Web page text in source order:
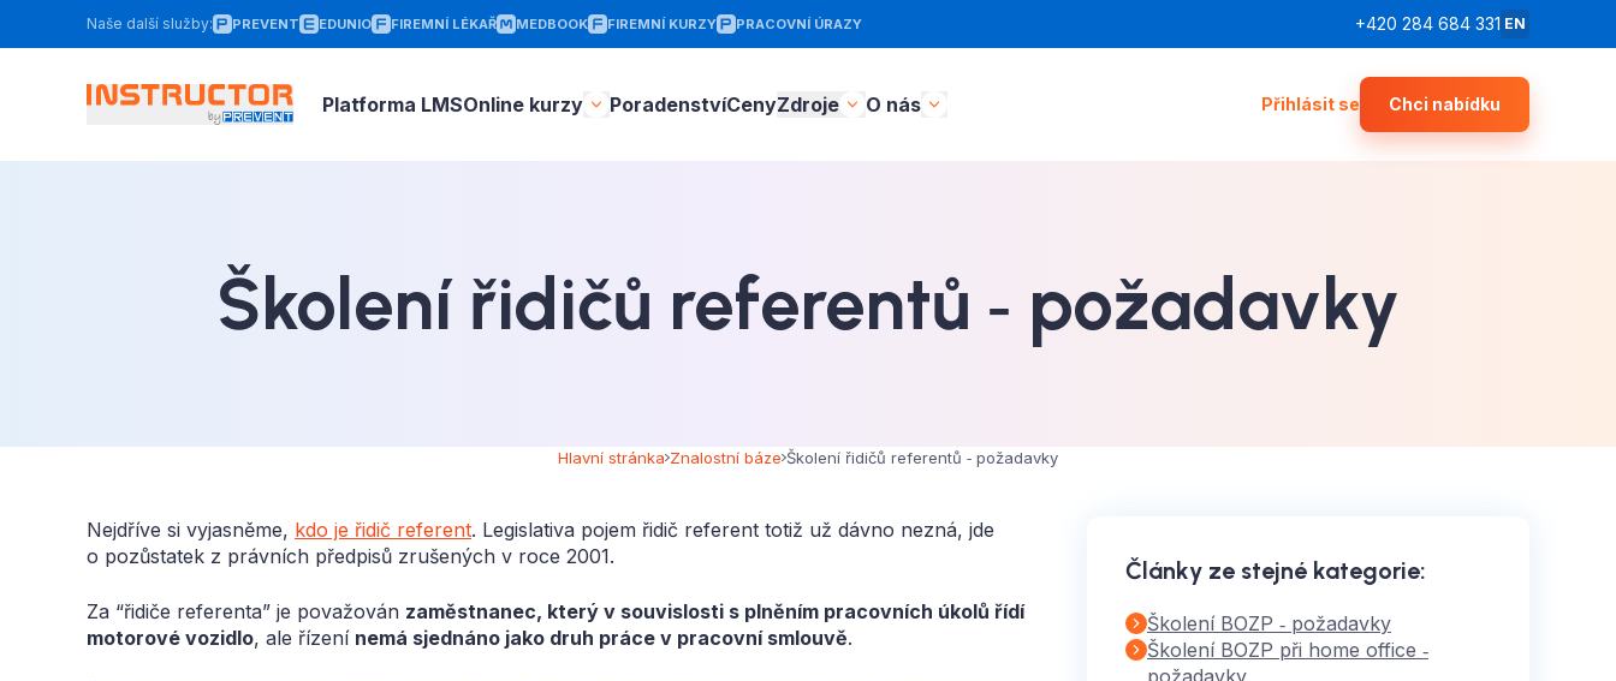
Naše další služby: PREVENT EDUNIO FIREMNÍ LÉKAŘ MEDBOOK FIREMNÍ KURZY PRACOVNÍ ÚRAZY +420 284 684 331 EN
Platforma LMSOnline kurzy PoradenstvíCenyZdroje O nás Chci nabídku
Přihlásit se
Školení řidičů referentů ‑ požadavky
Hlavní stránka Znalostní báze Školení řidičů referentů ‑ požadavky
Nejdříve si vyjasněme, kdo je řidič referent. Legislativa pojem řidič referent totiž už dávno nezná, jde
o pozůstatek z právních předpisů zrušených v roce 2001.
Za “řidiče referenta” je považován zaměstnanec, který v souvislosti s plněním pracovních úkolů řídí
motorové vozidlo, ale řízení nemá sjednáno jako druh práce v pracovní smlouvě.
Články ze stejné kategorie:
Školení BOZP ‑ požadavky
Školení BOZP při home office ‑
požadavky